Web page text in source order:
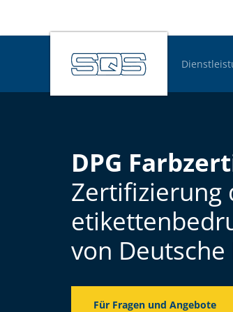
DPG
Zertifizierung
von
Für Fragen und Angebote